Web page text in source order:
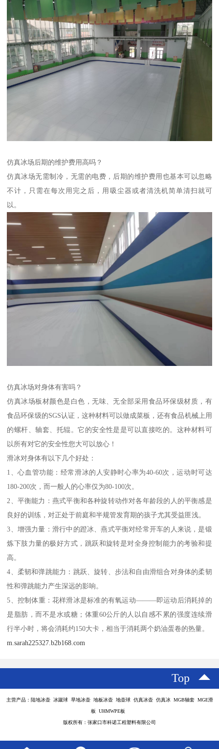
仿真冰场后期的维护费用高吗？
仿真冰场无需制冷，无需的电费，后期的维护费用也基本可以忽略
不计，只需在每次用完之后，用吸尘器或者清洗机简单清扫就可
以。
仿真冰场对身体有害吗？
仿真冰场板材颜色是白色，无味、无全部采用食品环保级材质，有
食品环保级的SGS认证，这种材料可以做成菜板，还有食品机械上用
的螺杆、轴套、托辊。它的安全性是是可以直接吃的。这种材料可
以所有对它的安全性您大可以放心！
滑冰对身体有以下几个好处：
1、心血管功能：经常滑冰的人安静时心率为40-60次，运动时可达
180-200次，而一般人的心率仅为80-100次。
2、平衡能力：燕式平衡和各种旋转动作对各年龄段的人的平衡感是
良好的训练，对正处于前庭和半规管发育期的孩子尤其受益匪浅。
3、增强力量：滑行中的蹬冰、燕式平衡对经常开车的人来说，是锻
炼下肢力量的极好方式，跳跃和旋转是对全身控制能力的考验和提
高。
4、柔韧和弹跳能力：跳跃、旋转、步法和自由滑组合对身体的柔韧
性和弹跳能力产生深远的影响。
5、控制体重：花样滑冰是标准的有氧运动———即运动后消耗掉的
是脂肪，而不是水或糖；体重60公斤的人以自感不累的强度连续滑
行半小时，将会消耗约150大卡，相当于消耗两个奶油蛋卷的热量。
m.sarah225327.b2b168.com
Top
主营产品：陆地冰壶 冰蹴球 旱地冰壶 地板冰壶 地壶球 仿真冰壶 仿真冰 MGB轴套 MGE滑
板 UHMWPE板
版权所有：张家口市科诺工程塑料有限公司